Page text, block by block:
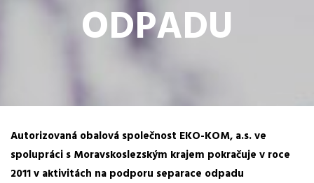
ODPADU
Autorizovaná obalová společnost EKO-KOM, a.s. ve
spolupráci s Moravskoslezským krajem pokračuje v roce
2011 v aktivitách na podporu separace odpadu